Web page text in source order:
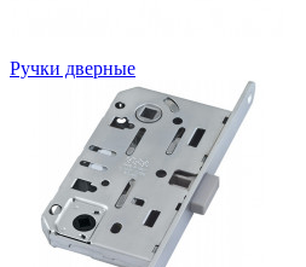
Ручки дверные